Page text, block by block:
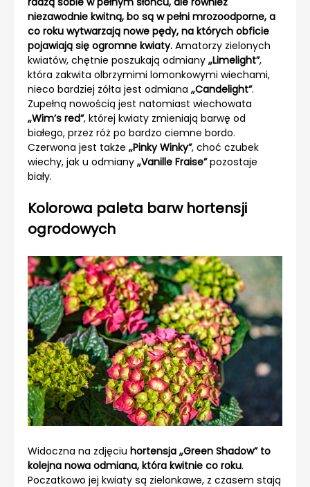
niezawodnie kwitną, bo są w pełni mrozoodporne, a
co roku wytwarzają nowe pędy, na których obficie
pojawiają się ogromne kwiaty. Amatorzy zielonych
kwiatów, chętnie poszukają odmiany „Limelight”,
która zakwita olbrzymimi lomonkowymi wiechami,
nieco bardziej żółta jest odmiana „Candelight”.
Zupełną nowością jest natomiast wiechowata
„Wim’s red”, której kwiaty zmieniają barwę od
białego, przez róż po bardzo ciemne bordo.
Czerwona jest także „Pinky Winky”, choć czubek
wiechy, jak u odmiany „Vanille Fraise”pozostaje
biały.
Kolorowa paleta barw hortensji
ogrodowych
Widoczna na zdjęciu hortensja „Green Shadow” to
kolejna nowa odmiana, która kwitnie co roku.
Poczatkowo jej kwiaty są zielonkawe, z czasem stają